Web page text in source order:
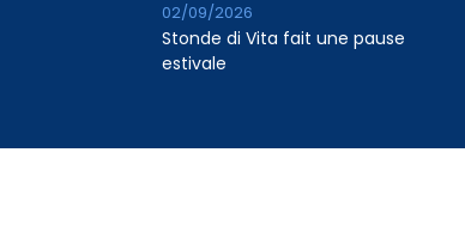
Stonde di Vita fait une pause
estivale
02/09/2026